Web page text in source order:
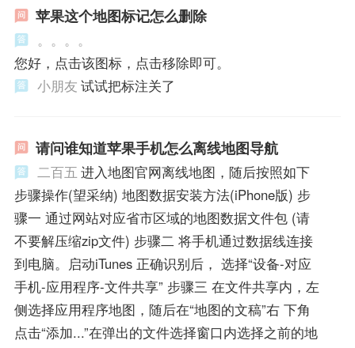
苹果这个地图标记怎么删除
。。。。
您好，点击该图标，点击移除即可。
小朋友 试试把标注关了
请问谁知道苹果手机怎么离线地图导航
二百五 进入地图官网离线地图，随后按照如下
步骤操作(望采纳) 地图数据安装方法(iPhone版) 步
骤一 通过网站对应省市区域的地图数据文件包 (请
不要解压缩zip文件) 步骤二 将手机通过数据线连接
到电脑。启动iTunes 正确识别后， 选择“设备-对应
手机-应用程序-文件共享” 步骤三 在文件共享内，左
侧选择应用程序地图，随后在“地图的文稿”右 下角
点击“添加...”在弹出的文件选择窗口内选择之前的地